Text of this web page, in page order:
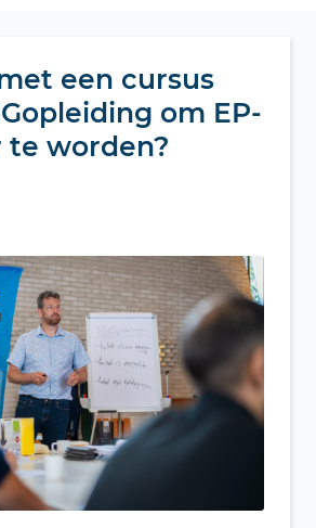
een cursus
om EP-
te worden?